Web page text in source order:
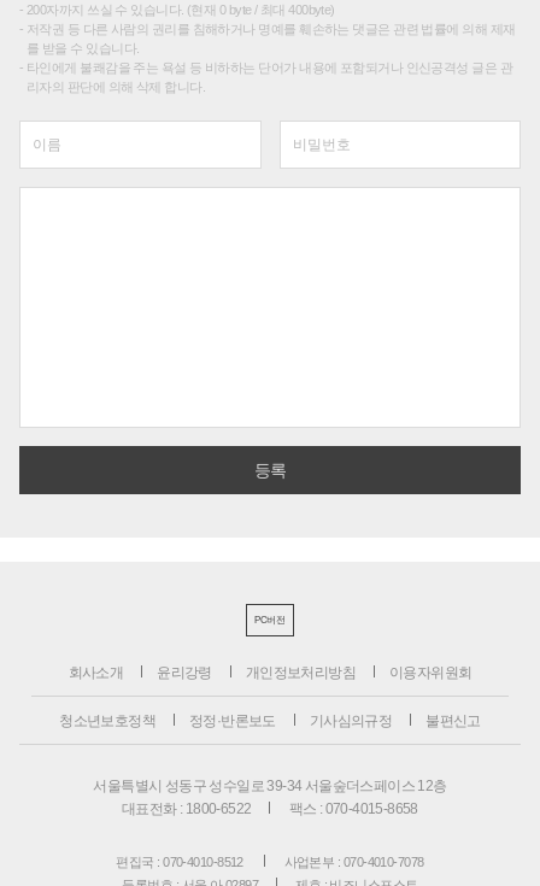
200자까지 쓰실 수 있습니다. (현재 0 byte / 최대 400byte)
저작권 등 다른 사람의 권리를 침해하거나 명예를 훼손하는 댓글은 관련 법률에 의해 제재
를 받을 수 있습니다.
타인에게 불쾌감을 주는 욕설 등 비하하는 단어가 내용에 포함되거나 인신공격성 글은 관
리자의 판단에 의해 삭제 합니다.
PC버전
회사소개 윤리강령 개인정보처리방침 이용자위원회
청소년보호정책 정정·반론보도 기사심의규정 불편신고
서울특별시 성동구 성수일로 39-34 서울숲더스페이스 12층
대표전화 : 1800-6522
팩스 : 070-4015-8658
편집국 : 070-4010-8512
사업본부 : 070-4010-7078